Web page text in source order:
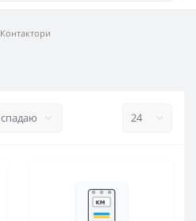
Контактори